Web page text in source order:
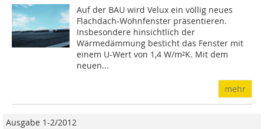
Auf der BAU wird Velux ein völlig neues
Flachdach-Wohnfenster präsentieren.
Insbesondere hinsichtlich der
Wärmedämmung besticht das Fenster mit
einem U-Wert von 1,4 W/m²K. Mit dem
neuen...
mehr
Ausgabe 1-2/2012